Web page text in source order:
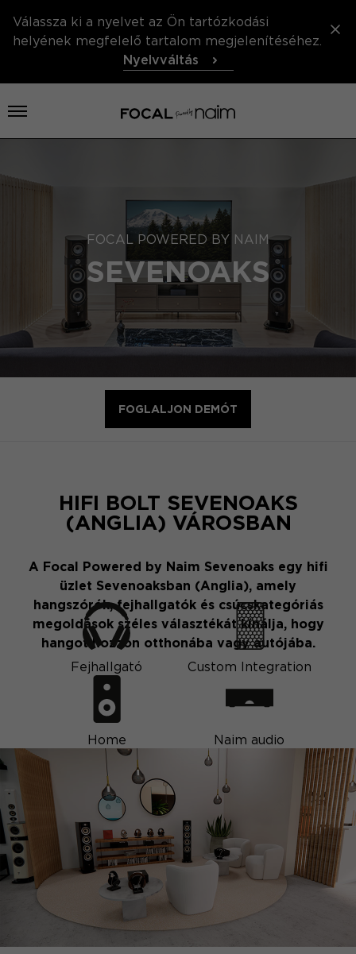
Válassza ki a nyelvet az Ön tartózkodási
helyének megfelelő tartalom megjelenítéséhez.
Nyelvváltás
Menü megnyitása
FOCAL POWERED BY NAIM
SEVENOAKS
FOGLALJON DEMÓT
HIFI BOLT SEVENOAKS
(ANGLIA) VÁROSBAN
A Focal Powered by Naim Sevenoaks egy hifi
üzlet Sevenoaksban (Anglia), amely
hangszórók, fejhallgatók és csúcskategóriás
megoldások széles választékát kínálja, hogy
hangot hozzon otthonába vagy autójába.
Fejhallgató
Custom Integration
Home Naim audio